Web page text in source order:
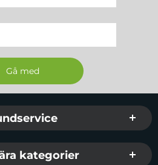
info och länkar
kategorier